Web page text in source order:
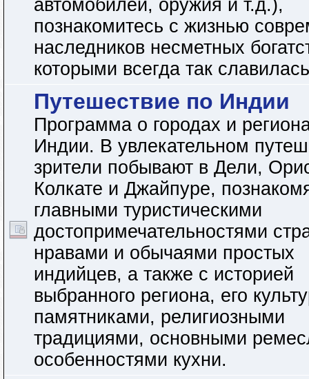
автомобилей, оружия и т.д.),
познакомитесь с жизнью
наследников несметных
которыми всегда так
Путешествие по Индии
Программа о городах и
Индии. В увлекательном
зрители побывают в Дели,
Колкате и Джайпуре,
главными туристическими
достопримечательностями
нравами и обычаями простых
индийцев, а также с историей
выбранного региона, его
памятниками, религиозными
традициями, основными
особенностями кухни.